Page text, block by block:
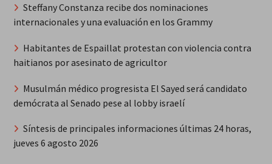
Steffany Constanza recibe dos nominaciones
internacionales y una evaluación en los Grammy
Habitantes de Espaillat protestan con violencia contra
haitianos por asesinato de agricultor
Musulmán médico progresista El Sayed será candidato
demócrata al Senado pese al lobby israelí
Síntesis de principales informaciones últimas 24 horas,
jueves 6 agosto 2026